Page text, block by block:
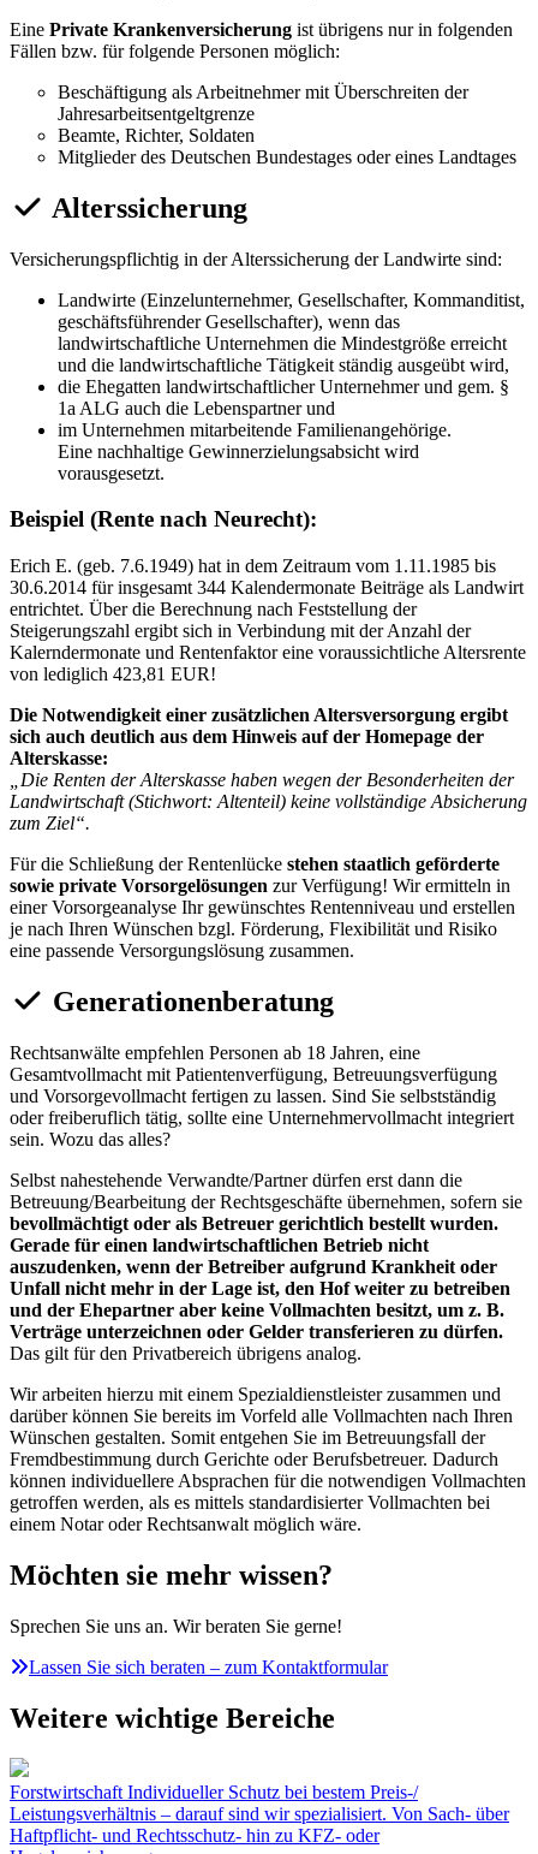
Eine Private Krankenversicherung ist übrigens nur in folgenden
Fällen bzw. für folgende Personen möglich:
Beschäftigung als Arbeitnehmer mit Überschreiten der
Jahresarbeitsentgeltgrenze
Beamte, Richter, Soldaten
Mitglieder des Deutschen Bundestages oder eines Landtages
Alterssicherung
Versicherungspflichtig in der Alterssicherung der Landwirte sind:
Landwirte (Einzelunternehmer, Gesellschafter, Kommanditist,
geschäftsführender Gesellschafter), wenn das
landwirtschaftliche Unternehmen die Mindestgröße erreicht
und die landwirtschaftliche Tätigkeit ständig ausgeübt wird,
die Ehegatten landwirtschaftlicher Unternehmer und gem. §
1a ALG auch die Lebenspartner und
im Unternehmen mitarbeitende Familienangehörige.
Eine nachhaltige Gewinnerzielungsabsicht wird
vorausgesetzt.
Beispiel (Rente nach Neurecht):
Erich E. (geb. 7.6.1949) hat in dem Zeitraum vom 1.11.1985 bis
30.6.2014 für insgesamt 344 Kalendermonate Beiträge als Landwirt
entrichtet. Über die Berechnung nach Feststellung der
Steigerungszahl ergibt sich in Verbindung mit der Anzahl der
Kalerndermonate und Rentenfaktor eine voraussichtliche Altersrente
von lediglich 423,81 EUR!
Die Notwendigkeit einer zusätzlichen Altersversorgung ergibt
sich auch deutlich aus dem Hinweis auf der Homepage der
Alterskasse:
„Die Renten der Alterskasse haben wegen der Besonderheiten der
Landwirtschaft (Stichwort: Altenteil) keine vollständige Absicherung
zum Ziel“.
Für die Schließung der Rentenlücke stehen staatlich geförderte
sowie private Vorsorgelösungen zur Verfügung! Wir ermitteln in
einer Vorsorgeanalyse Ihr gewünschtes Rentenniveau und erstellen
je nach Ihren Wünschen bzgl. Förderung, Flexibilität und Risiko
eine passende Versorgungslösung zusammen.
Generationenberatung
Rechtsanwälte empfehlen Personen ab 18 Jahren, eine
Gesamtvollmacht mit Patientenverfügung, Betreuungsverfügung
und Vorsorgevollmacht fertigen zu lassen. Sind Sie selbstständig
oder freiberuflich tätig, sollte eine Unternehmervollmacht integriert
sein. Wozu das alles?
Selbst nahestehende Verwandte/Partner dürfen erst dann die
Betreuung/Bearbeitung der Rechtsgeschäfte übernehmen, sofern sie
bevollmächtigt oder als Betreuer gerichtlich bestellt wurden.
Gerade für einen landwirtschaftlichen Betrieb nicht
auszudenken, wenn der Betreiber aufgrund Krankheit oder
Unfall nicht mehr in der Lage ist, den Hof weiter zu betreiben
und der Ehepartner aber keine Vollmachten besitzt, um z. B.
Verträge unterzeichnen oder Gelder transferieren zu dürfen.
Das gilt für den Privatbereich übrigens analog.
Wir arbeiten hierzu mit einem Spezialdienstleister zusammen und
darüber können Sie bereits im Vorfeld alle Vollmachten nach Ihren
Wünschen gestalten. Somit entgehen Sie im Betreuungsfall der
Fremdbestimmung durch Gerichte oder Berufsbetreuer. Dadurch
können individuellere Absprachen für die notwendigen Vollmachten
getroffen werden, als es mittels standardisierter Vollmachten bei
einem Notar oder Rechtsanwalt möglich wäre.
Möchten sie mehr wissen?
Sprechen Sie uns an. Wir beraten Sie gerne!
Lassen Sie sich beraten – zum Kontaktformular
Weitere wichtige Bereiche
ForstwirtschaftIndividueller Schutz bei bestem Preis-/
Leistungsverhältnis – darauf sind wir spezialisiert. Von Sach- über
Haftpflicht- und Rechtsschutz- hin zu KFZ- oder